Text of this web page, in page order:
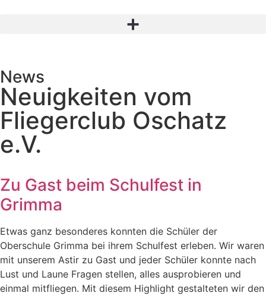
News
Neuigkeiten vom
Fliegerclub Oschatz
e.V.
Zu Gast beim Schulfest in
Grimma
Etwas ganz besonderes konnten die Schüler der
Oberschule Grimma bei ihrem Schulfest erleben. Wir waren
mit unserem Astir zu Gast und jeder Schüler konnte nach
Lust und Laune Fragen stellen, alles ausprobieren und
einmal mitfliegen. Mit diesem Highlight gestalteten wir den